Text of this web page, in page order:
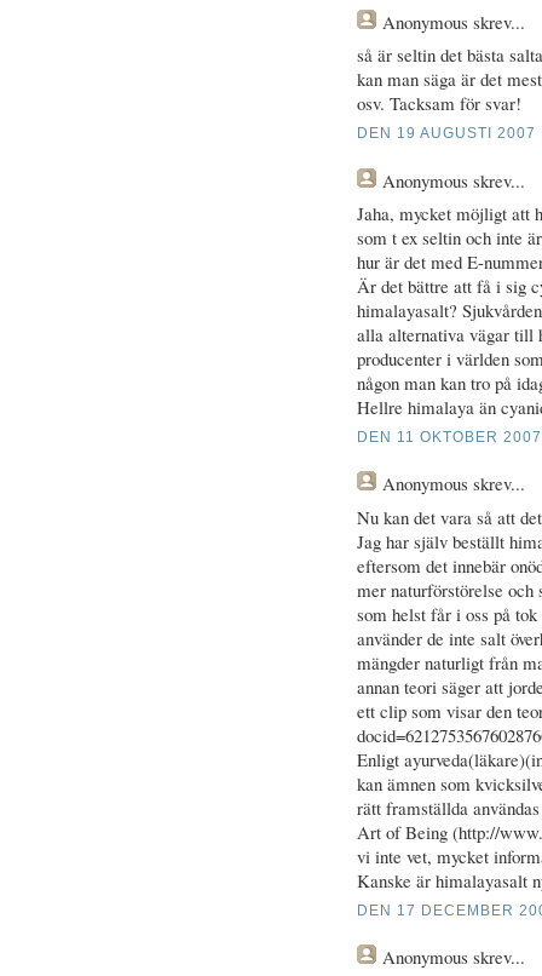
Anonymous skrev...
så är seltin det bästa
kan man säga är det
osv. Tacksam för svar!
DEN 19 AUGUSTI 2007
Anonymous skrev...
Jaha, mycket möjligt att
som t ex seltin och inte
hur är det med E-
Är det bättre att få i sig
himalayasalt?
alla alternativa vägar till
producenter i världen
någon man kan tro på
Hellre himalaya än
DEN 11 OKTOBER
Anonymous skrev...
Nu kan det vara så att
Jag har själv beställt
eftersom det innebär
mer naturförstörelse
som helst får i oss på
använder de inte salt
mängder naturligt från
annan teori säger att
ett clip som visar den
Enligt
kan ämnen som
rätt framställda
Art of Being (http://
vi inte vet, mycket
Kanske är himalayasalt
DEN 17 DECEMBER
Anonymous skrev...